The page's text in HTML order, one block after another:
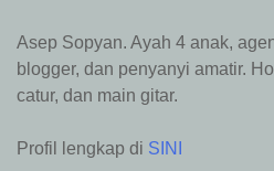
Asep Sopyan. Ayah 4 anak,
blogger, dan penyanyi amatir.
catur, dan main gitar.
Profil lengkap di SINI